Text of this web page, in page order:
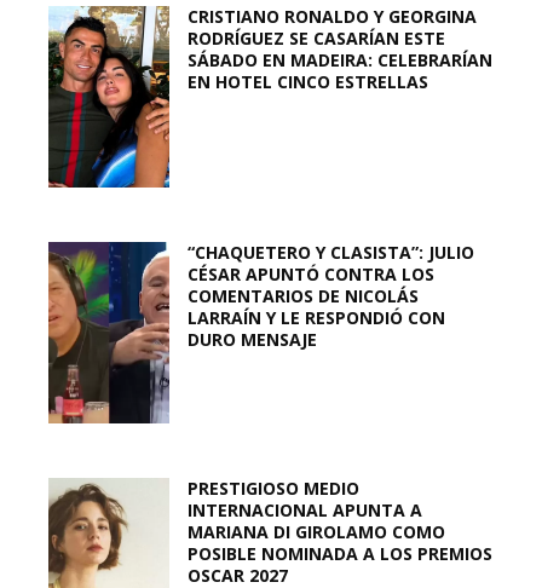
CRISTIANO RONALDO Y GEORGINA
RODRÍGUEZ SE CASARÍAN ESTE
SÁBADO EN MADEIRA: CELEBRARÍAN
EN HOTEL CINCO ESTRELLAS
“CHAQUETERO Y CLASISTA”: JULIO
CÉSAR APUNTÓ CONTRA LOS
COMENTARIOS DE NICOLÁS
LARRAÍN Y LE RESPONDIÓ CON
DURO MENSAJE
PRESTIGIOSO MEDIO
INTERNACIONAL APUNTA A
MARIANA DI GIROLAMO COMO
POSIBLE NOMINADA A LOS PREMIOS
OSCAR 2027